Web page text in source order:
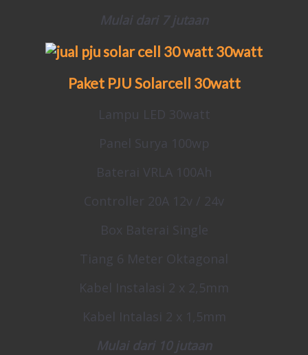
Mulai dari 7 jutaan
Paket PJU Solarcell 30watt
Lampu LED 30watt
Panel Surya 100wp
Baterai VRLA 100Ah
Controller 20A 12v / 24v
Box Baterai Single
Tiang 6 Meter Oktagonal
Kabel Instalasi 2 x 2,5mm
Kabel Intalasi 2 x 1,5mm
Mulai dari 10 jutaan